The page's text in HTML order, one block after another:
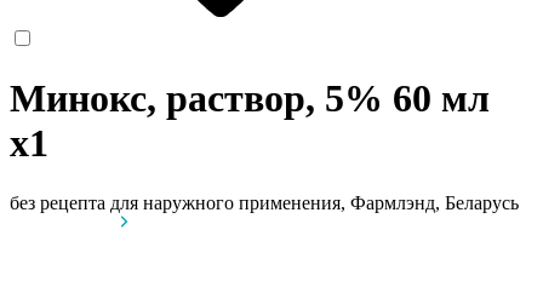
Минокс, раствор, 5% 60 мл
x1
без рецепта для наружного применения, Фармлэнд, Беларусь